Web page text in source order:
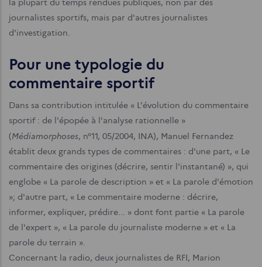
la plupart du temps rendues publiques, non par des
journalistes sportifs, mais par d'autres journalistes
d'investigation.
Pour une typologie du
commentaire sportif
Dans sa contribution intitulée « L'évolution du com­mentaire
sportif : de l'épopée à l'analyse rationnelle »
(Médiamorphoses, n°11, 05/2004, INA), Manuel Fernan­dez
établit deux grands types de commentaires : d'une part, « Le
commentaire des origines (décrire, sentir l'instantané) », qui
englobe « La parole de description » et « La parole d'émotion
»; d'autre part, « Le commen­taire moderne : décrire,
informer, expliquer, prédire... » dont font partie « La parole
de l'expert », « La parole du journaliste moderne » et « La
parole du terrain ».
Concernant la radio, deux journalistes de RFI, Marion